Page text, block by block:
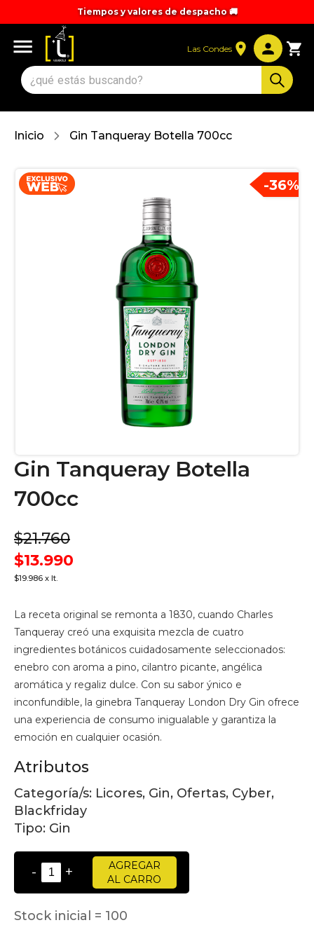
Tiempos y valores de despacho 🚚
Las Condes
Inicio Gin Tanqueray Botella 700cc
-36%
Gin Tanqueray Botella
700cc
$21.760
$13.990
$19.986 x lt.
La receta original se remonta a 1830, cuando Charles
Tanqueray creó una exquisita mezcla de cuatro
ingredientes botánicos cuidadosamente seleccionados:
enebro con aroma a pino, cilantro picante, angélica
aromática y regaliz dulce. Con su sabor ýnico e
inconfundible, la ginebra Tanqueray London Dry Gin ofrece
una experiencia de consumo inigualable y garantiza la
emoción en cualquier ocasión.
Atributos
Categoría/s: Licores, Gin, Ofertas, Cyber,
Blackfriday
Tipo: Gin
- +
AGREGAR
AL CARRO
Stock inicial = 100